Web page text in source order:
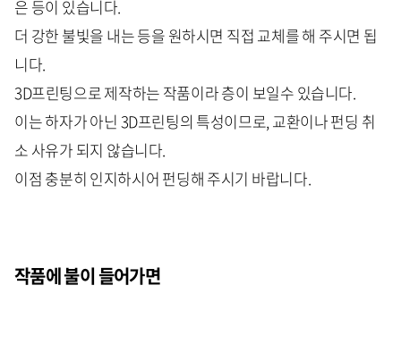
은 등이 있습니다.
더 강한 불빛을 내는 등을 원하시면 직접 교체를 해 주시면 됩
니다.
3D프린팅으로 제작하는 작품이라 층이 보일수 있습니다.
이는 하자가 아닌 3D프린팅의 특성이므로, 교환이나 펀딩 취
소 사유가 되지 않습니다.
이점 충분히 인지하시어 펀딩해 주시기 바랍니다.
작품에 불이 들어가면